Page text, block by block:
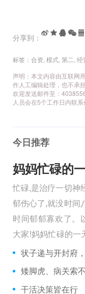
分享到：
标签： 合资 模式 第二 经
声明：本文内容由互联网
作人工编辑处理，也不承
欢迎发送邮件至：
人员会在5个工作日内联
今日推荐
忙碌,是治疗一切神
郁伤心了,就没时间
时间郁郁寡欢了。
大家!妈妈忙碌的一
人民警察，她总有